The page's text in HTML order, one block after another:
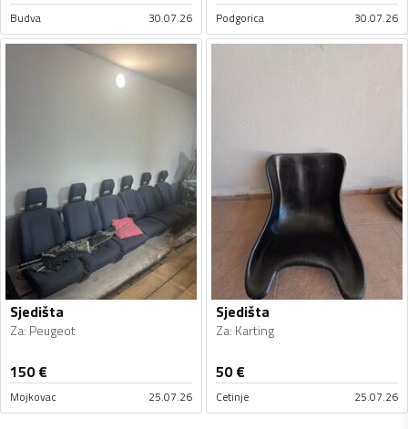
Budva 30.07.26 Podgorica 30.07.26
Sjedišta
Za: Peugeot
150€
Mojkovac 25.07.26
Sjedišta
Za: Karting
50€
Cetinje 25.07.26